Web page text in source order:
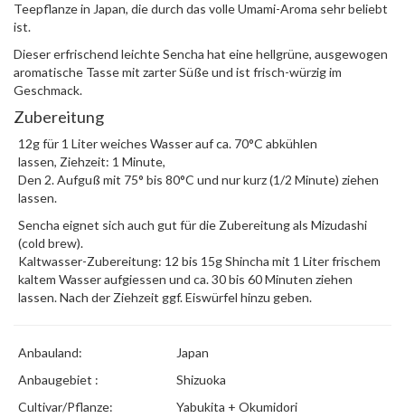
Teepflanze in Japan, die durch das volle Umami-Aroma sehr beliebt
ist.
Dieser erfrischend leichte Sencha hat eine hellgrüne, ausgewogen
aromatische Tasse mit zarter Süße und ist frisch-würzig im
Geschmack.
Zubereitung
12g für 1 Liter weiches Wasser auf ca. 70°C abkühlen
lassen, Ziehzeit: 1 Minute,
Den 2. Aufguß mit 75° bis 80°C und nur kurz (1/2 Minute) ziehen
lassen.
Sencha eignet sich auch gut für die Zubereitung als Mizudashi
(cold brew).
Kaltwasser-Zubereitung: 12 bis 15g Shincha mit 1 Liter frischem
kaltem Wasser aufgiessen und ca. 30 bis 60 Minuten ziehen
lassen. Nach der Ziehzeit ggf. Eiswürfel hinzu geben.
Anbauland:
Japan
Anbaugebiet :
Shizuoka
Cultivar/Pflanze:
Yabukita + Okumidori